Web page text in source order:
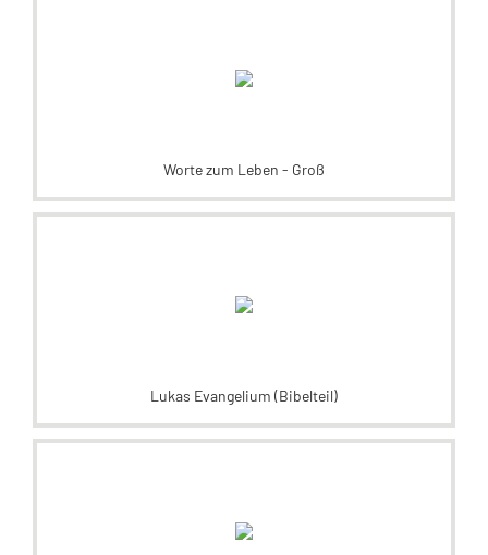
Worte zum Leben - Groß
Lukas Evangelium (Bibelteil)